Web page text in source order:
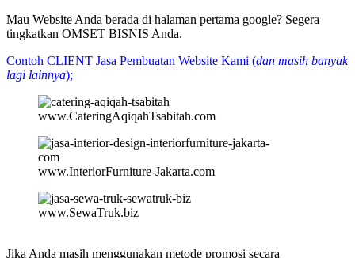
Mau Website Anda berada di halaman pertama google? Segera
tingkatkan OMSET BISNIS Anda.
Contoh CLIENT Jasa Pembuatan Website Kami (dan masih banyak
lagi lainnya);
www.CateringAqiqahTsabitah.com
www.InteriorFurniture-Jakarta.com
www.SewaTruk.biz
Jika Anda masih menggunakan metode promosi secara